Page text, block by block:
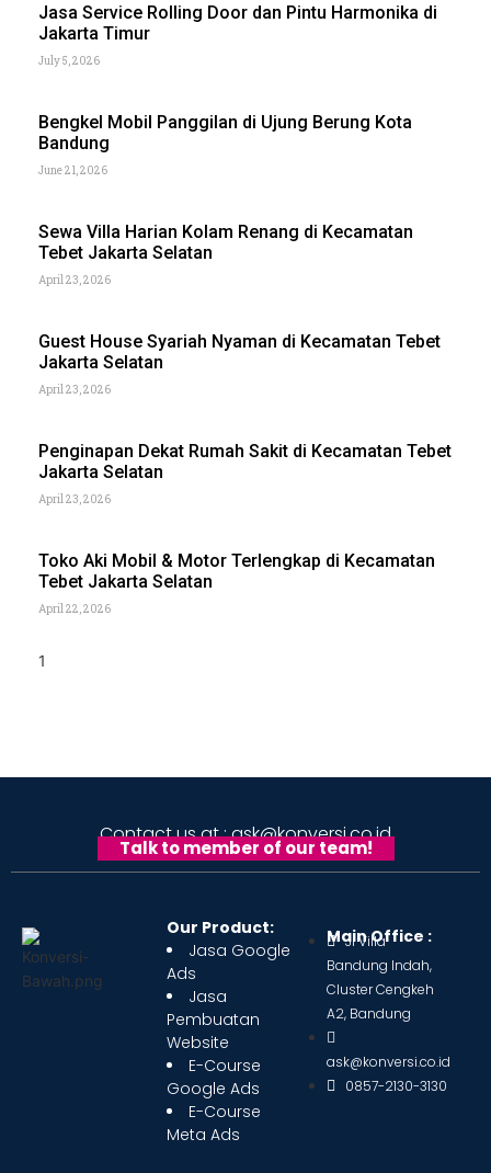
Jasa Service Rolling Door dan Pintu Harmonika di
Jakarta Timur
July 5, 2026
Bengkel Mobil Panggilan di Ujung Berung Kota
Bandung
June 21, 2026
Sewa Villa Harian Kolam Renang di Kecamatan
Tebet Jakarta Selatan
April 23, 2026
Guest House Syariah Nyaman di Kecamatan Tebet
Jakarta Selatan
April 23, 2026
Penginapan Dekat Rumah Sakit di Kecamatan Tebet
Jakarta Selatan
April 23, 2026
Toko Aki Mobil & Motor Terlengkap di Kecamatan
Tebet Jakarta Selatan
April 22, 2026
Contact us at : ask@konversi.co.id
Talk to member of our team!
Our Product:
Jasa Google
Ads
Jasa
Pembuatan
Website
E-Course
Google Ads
E-Course
Meta Ads
Main Office :
Jl Villa
Bandung Indah,
Cluster Cengkeh
A2, Bandung
ask@konversi.co.id
0857-2130-3130